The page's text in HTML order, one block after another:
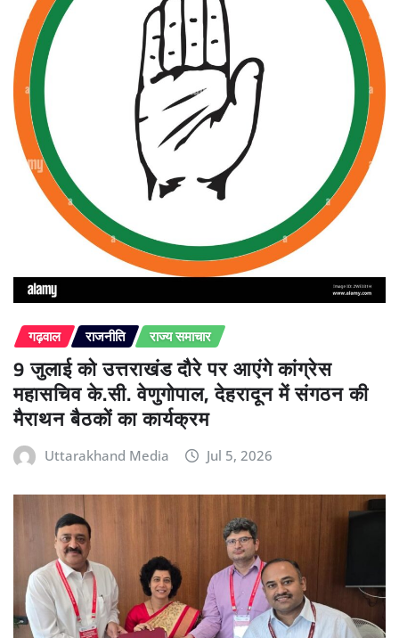
गढ़वाल राजनीति राज्य समाचार
9 जुलाई को उत्तराखंड दौरे पर आएंगे कांग्रेस
महासचिव के.सी. वेणुगोपाल, देहरादून में संगठन की
मैराथन बैठकों का कार्यक्रम
Uttarakhand Media Jul 5, 2026